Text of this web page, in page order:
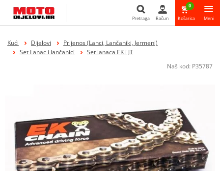
Pretraga Račun
0
Košarica Meni
Kući Dijelovi
Prijenos (Lanci, Lančaniki, Jermeni)
Set Lanac i lančanici
Set lanaca EK i JT
Naš kod: P35787